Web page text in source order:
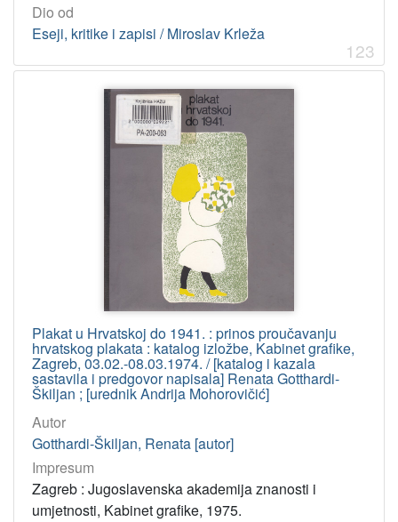
Dio od
Eseji, kritike i zapisi / Miroslav Krleža
123
Plakat u Hrvatskoj do 1941. : prinos proučavanju
hrvatskog plakata : katalog izložbe, Kabinet grafike,
Zagreb, 03.02.-08.03.1974. / [katalog i kazala
sastavila i predgovor napisala] Renata Gotthardi-
Škiljan ; [urednik Andrija Mohorovičić]
Autor
Gotthardi-Škiljan, Renata [autor]
Impresum
Zagreb : Jugoslavenska akademija znanosti i
umjetnosti, Kabinet grafike, 1975.